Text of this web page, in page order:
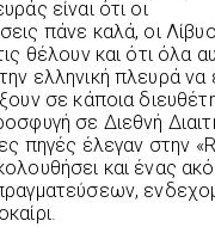
είναι ότι οι
πάνε καλά, οι
θέλουν και ότι όλα
ελληνική πλευρά να
σε κάποια
σε Διεθνή
πηγές έλεγαν στην
και ένας